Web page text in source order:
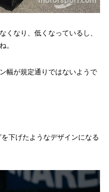
くなり、低くなっているし、
。
幅が規定通りではないようで
下げたようなデザインになる